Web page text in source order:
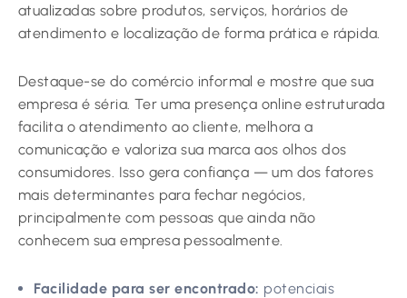
atualizadas sobre produtos, serviços, horários de
atendimento e localização de forma prática e rápida.
Destaque-se do comércio informal e mostre que sua
empresa é séria. Ter uma presença online estruturada
facilita o atendimento ao cliente, melhora a
comunicação e valoriza sua marca aos olhos dos
consumidores. Isso gera confiança — um dos fatores
mais determinantes para fechar negócios,
principalmente com pessoas que ainda não
conhecem sua empresa pessoalmente.
Facilidade para ser encontrado: potenciais